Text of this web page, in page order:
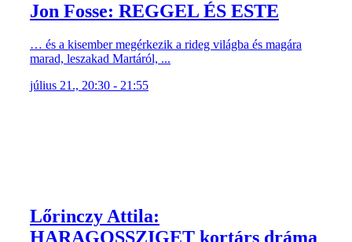
Jon Fosse: REGGEL ÉS ESTE
… és a kisember megérkezik a rideg világba és magára
marad, leszakad Martáról, ...
július 21., 20:30 - 21:55
Lőrinczy Attila:
HARAGOSSZIGET kortárs dráma